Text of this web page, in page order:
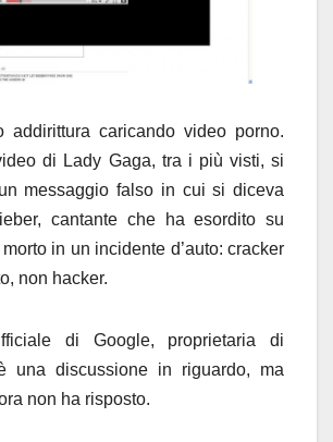
addirittura caricando video porno.
di Lady Gaga, tra i più visti, si
messaggio falso in cui si diceva
cantante che ha esordito su
in un incidente d’auto: cracker
non hacker.
di Google, proprietaria di
una discussione in riguardo, ma
non ha risposto.